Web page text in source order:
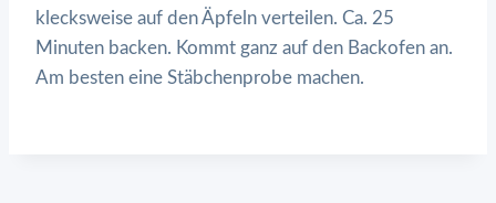
klecksweise auf den Äpfeln verteilen. Ca. 25
Minuten backen. Kommt ganz auf den Backofen an.
Am besten eine Stäbchenprobe machen.